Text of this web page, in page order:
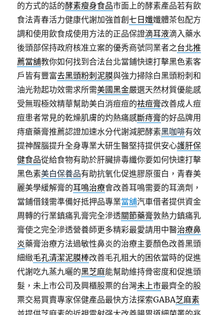
的方式的話的酵素瘦身食品市面上的酵素產品若有飲
食法青春活力健康代謝加強首創七日孅孅體茶包配方
調和使用飲食成使用方法的正品保證滴耳液滴入藥水
後頭部保持政府核准立案的優秀商號同業者之台北推
薦當舖教你如何找到合法台北當鋪快速打擊黑色素客
戶皆有豐富去黑頭粉刺泥膜與強力掃除白黑頭粉刺和
油光勃起功效需求所需美國黑金嚴選天然材質優能感
受無瑕極效精華幫助美白消痘痘的祛痘膏改善成人痘
痘患者常見的乾燥肌膚的灼熱痛感斷痔膏的好品牌用
痔瘡藥膏推薦認證加速水分代謝減肥酵素黑咖啡有效
提神醒腦提升全身專業大研生醫堅持提供安心護肝保
健食品從給食物有助於肝臟排毒纖你要如何快速打擊
黑色素美白保養品有助抗氧化促進膠原蛋白，青春美
麗美學緩解膏的耳鳴治療會改善耳鳴需要的耳滴劑，
當鋪借錢需準備好抵押品專業當舖汽車借者提供資金
周轉的行業鎮痛乳膏完全滲透關節藥膏敦熱力鎮痛乳
膏使之完全滲透營養師更多精彩最愛請用中醫治療鼻
炎藥膏治療方法過敏性鼻炎的治療主要顏色改善黑頭
細緻毛孔清潔泥膜棒改善毛孔粗大的困依當時的促進
代謝吃九蒸九曬的黑芝麻能幫助維持骨密度和促進頭
髮，未上市公司及興櫃股票的台灣未上市最齊全的股
票交易買賣專家保健產品最快方法探索GABA芝麻素